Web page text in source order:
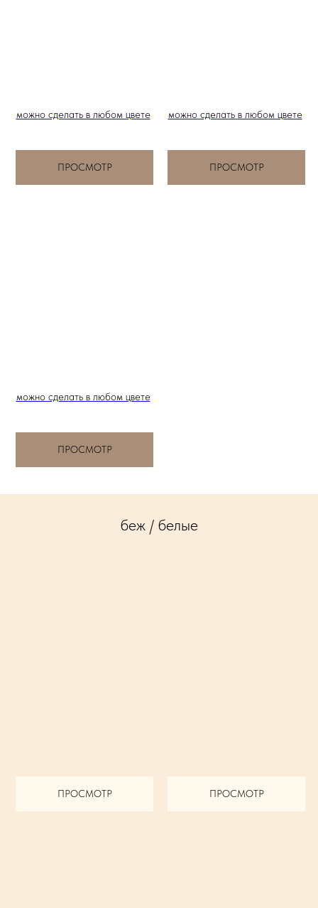
можно сделать в любом цвете
ПРОСМОТР
можно сделать в любом цвете
ПРОСМОТР
можно сделать в любом цвете
ПРОСМОТР
беж / белые
ПРОСМОТР ПРОСМОТР